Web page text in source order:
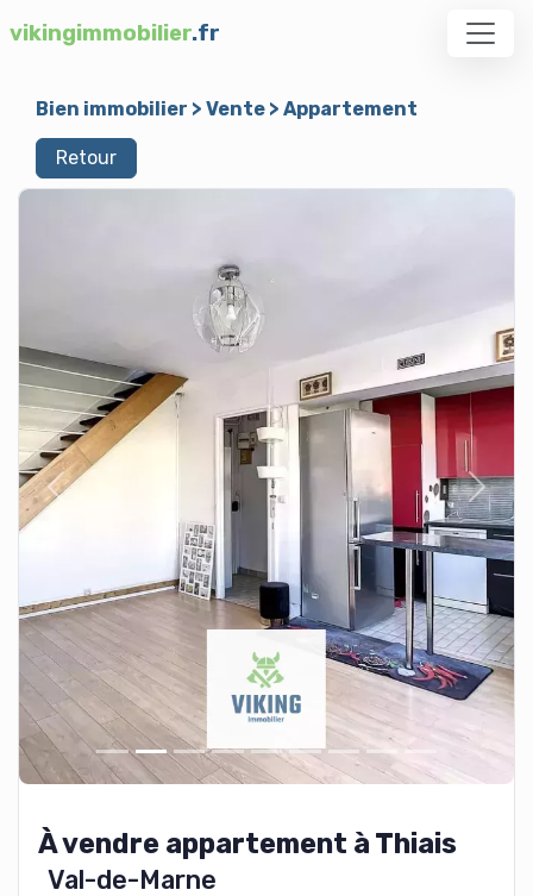
vikingimmobilier.fr
Bien immobilier > Vente> Appartement
Retour
Previous Next
À vendre appartement à Thiais
Val-de-Marne